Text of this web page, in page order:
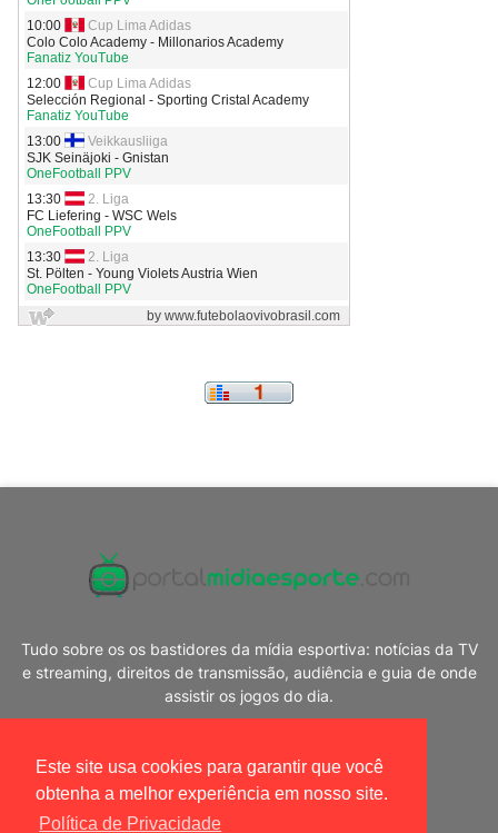
Este site usa cookies para garantir que você
obtenha a melhor experiência em nosso site.
Política de Privacidade
Tudo sobre os os bastidores da mídia esportiva: notícias da TV
e streaming, direitos de transmissão, audiência e guia de onde
assistir os jogos do dia.